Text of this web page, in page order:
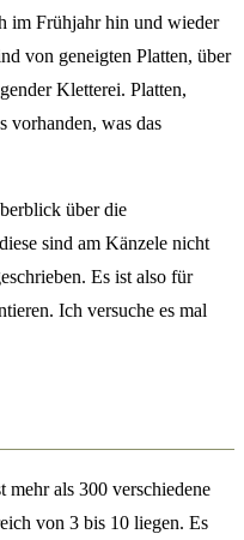
im Frühjahr hin und wieder
von geneigten Platten, über
Kletterei. Platten,
vorhanden, was das
über die
sind am Känzele nicht
Es ist also für
Ich versuche es mal
mehr als 300 verschiedene
von 3 bis 10 liegen. Es